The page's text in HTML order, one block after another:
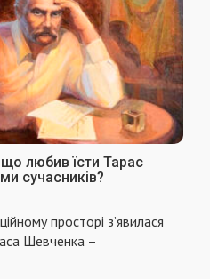
любив їсти Тарас
сучасників?
просторі з’явилася
Шевченка –